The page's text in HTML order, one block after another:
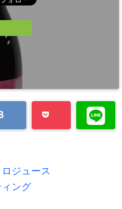
ジュース
ング